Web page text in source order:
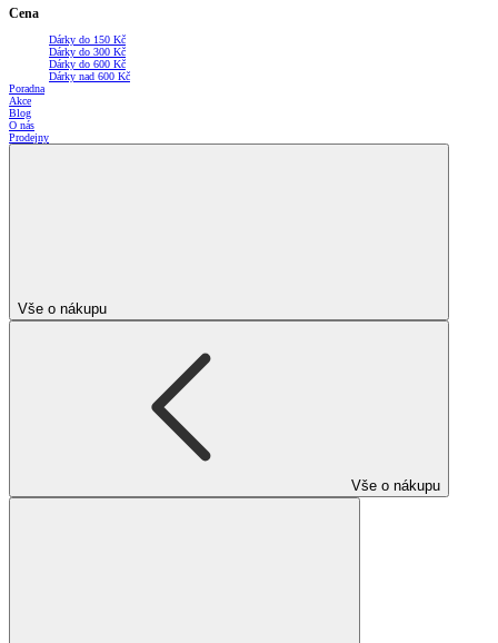
Cena
Dárky do 150 Kč
Dárky do 300 Kč
Dárky do 600 Kč
Dárky nad 600 Kč
Poradna
Akce
Blog
O nás
Prodejny
Vše o nákupu
Vše o nákupu